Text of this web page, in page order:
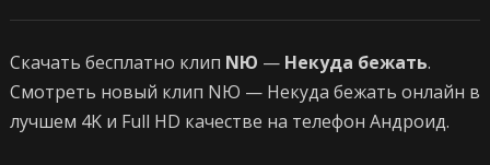
Скачать бесплатно клип NЮ — Некуда бежать.
Смотреть новый клип NЮ — Некуда бежать онлайн в
лучшем 4K и Full HD качестве на телефон Андроид.